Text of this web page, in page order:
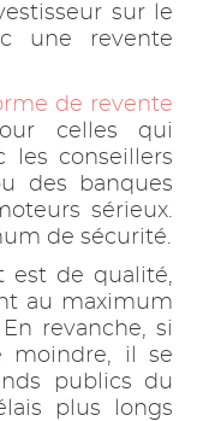
sur le
une revente
de revente
celles qui
les conseillers
des banques
sérieux.
de sécurité.
est de qualité,
au maximum
revanche, si
moindre, il se
publics du
plus longs